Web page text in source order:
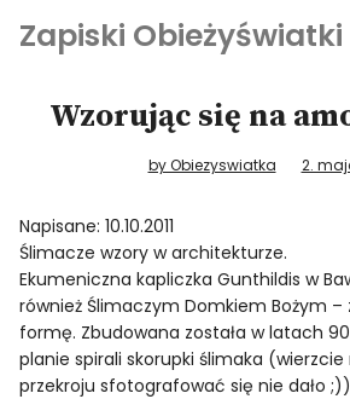
Zapiski Obieżyświatki
Kultura i sztuka
Kątem oka
O-fiszki
Niezwyczajne ściany
Wzorując się na
by Obiezyswiatka 2.
Napisane: 10.10.2011
Ślimacze wzory w architekturze.
Ekumeniczna kapliczka Gunthildis w
również Ślimaczym Domkiem Bożym –
formę. Zbudowana została w latach
planie spirali skorupki ślimaka (wierzcie
przekroju sfotografować się nie dało ;))